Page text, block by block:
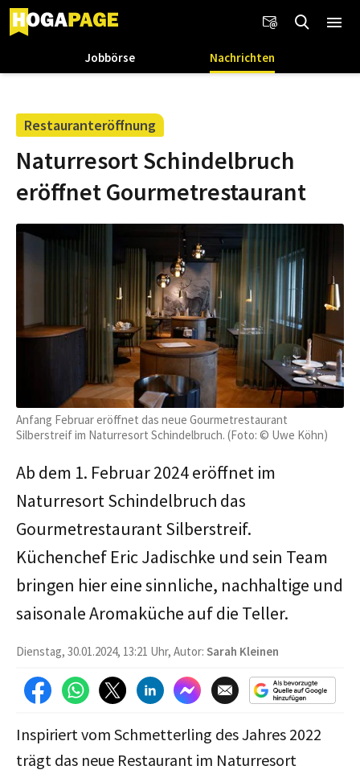
Jobbörse Nachrichten
Restauranteröffnung
Naturresort Schindelbruch
eröffnet Gourmetrestaurant
Anfang Februar eröffnet das neue Gourmetrestaurant
Silberstreif im Naturresort Schindelbruch. (Foto: © Uwe Köhn)
Ab dem 1. Februar 2024 eröffnet im
Naturresort Schindelbruch das
Gourmetrestaurant Silberstreif.
Küchenchef Eric Jadischke und sein Team
bringen hier eine sinnliche, nachhaltige und
saisonale Aromaküche auf die Teller.
Dienstag, 30.01.2024, 13:21 Uhr, Autor: Sarah Kleinen
Inspiriert vom Schmetterling des Jahres 2022
trägt das neue Restaurant im Naturresort